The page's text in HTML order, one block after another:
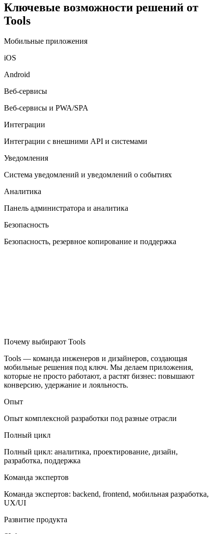
Ключевые возможности решений от
Tools
Мобильные приложения
iOS
Android
Веб-сервисы
Веб-сервисы и PWA/SPA
Интеграции
Интеграции с внешними API и системами
Уведомления
Система уведомлений и уведомлений о событиях
Аналитика
Панель администратора и аналитика
Безопасность
Безопасность, резервное копирование и поддержка
Почему выбирают Tools
Tools — команда инженеров и дизайнеров, создающая
мобильные решения под ключ. Мы делаем приложения,
которые не просто работают, а растят бизнес: повышают
конверсию, удержание и лояльность.
Опыт
Опыт комплексной разработки под разные отрасли
Полный цикл
Полный цикл: аналитика, проектирование, дизайн,
разработка, поддержка
Команда экспертов
Команда экспертов: backend, frontend, мобильная разработка,
UX/UI
Развитие продукта